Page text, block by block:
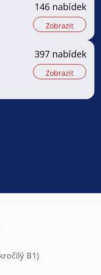
146 nabídek
Zobrazit
397 nabídek
Zobrazit
B1)